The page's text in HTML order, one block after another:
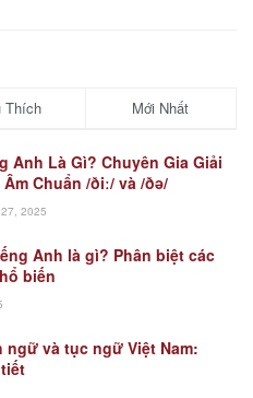
Thích Mới Nhất
Anh Là Gì? Chuyên Gia Giải
Chuẩn /ðiː/ và /ðə/
2025
Anh là gì? Phân biệt các
biến
ngữ và tục ngữ Việt Nam: